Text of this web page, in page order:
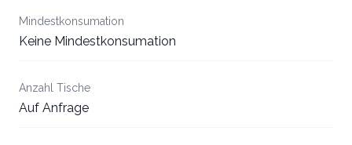
Mindestkonsumation
Keine Mindestkonsumation
Anzahl Tische
Auf Anfrage